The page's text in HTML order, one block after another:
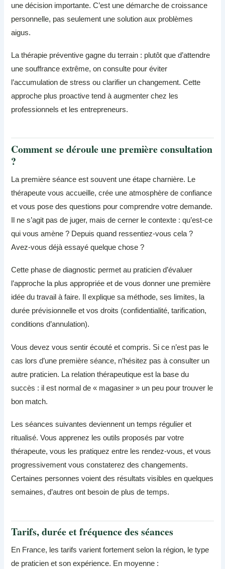
une décision importante. C’est une démarche de croissance
personnelle, pas seulement une solution aux problèmes
aigus.
La thérapie préventive gagne du terrain : plutôt que d’attendre
une souffrance extrême, on consulte pour éviter
l’accumulation de stress ou clarifier un changement. Cette
approche plus proactive tend à augmenter chez les
professionnels et les entrepreneurs.
Comment se déroule une première consultation
?
La première séance est souvent une étape charnière. Le
thérapeute vous accueille, crée une atmosphère de confiance
et vous pose des questions pour comprendre votre demande.
Il ne s’agit pas de juger, mais de cerner le contexte : qu’est-ce
qui vous amène ? Depuis quand ressentiez-vous cela ?
Avez-vous déjà essayé quelque chose ?
Cette phase de diagnostic permet au praticien d’évaluer
l’approche la plus appropriée et de vous donner une première
idée du travail à faire. Il explique sa méthode, ses limites, la
durée prévisionnelle et vos droits (confidentialité, tarification,
conditions d’annulation).
Vous devez vous sentir écouté et compris. Si ce n’est pas le
cas lors d’une première séance, n’hésitez pas à consulter un
autre praticien. La relation thérapeutique est la base du
succès : il est normal de « magasiner » un peu pour trouver le
bon match.
Les séances suivantes deviennent un temps régulier et
ritualisé. Vous apprenez les outils proposés par votre
thérapeute, vous les pratiquez entre les rendez-vous, et vous
progressivement vous constaterez des changements.
Certaines personnes voient des résultats visibles en quelques
semaines, d’autres ont besoin de plus de temps.
Tarifs, durée et fréquence des séances
En France, les tarifs varient fortement selon la région, le type
de praticien et son expérience. En moyenne :